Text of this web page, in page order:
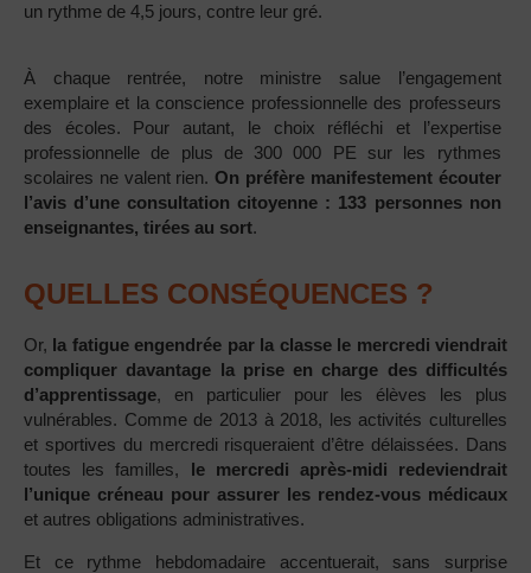
un rythme de 4,5 jours, contre leur gré.
À chaque rentrée, notre ministre salue l’engagement
exemplaire et la conscience professionnelle des professeurs
des écoles. Pour autant, le choix réfléchi et l’expertise
professionnelle de plus de 300 000 PE sur les rythmes
scolaires ne valent rien. On préfère manifestement écouter
l’avis d’une consultation citoyenne : 133 personnes non
enseignantes, tirées au sort.
QUELLES CONSÉQUENCES ?
Or, la fatigue engendrée par la classe le mercredi viendrait
compliquer davantage la prise en charge des difficultés
d’apprentissage, en particulier pour les élèves les plus
vulnérables. Comme de 2013 à 2018, les activités culturelles
et sportives du mercredi risqueraient d’être délaissées. Dans
toutes les familles, le mercredi après-midi redeviendrait
l’unique créneau pour assurer les rendez-vous médicaux
et autres obligations administratives.
Et ce rythme hebdomadaire accentuerait, sans surprise